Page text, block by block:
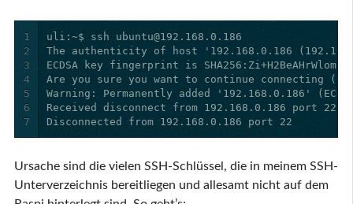
1
2
3
4
5
6
7
Disconnected from 192.168.0.186 port 22
Ursache sind die vielen SSH-Schlüssel, die in meinem SSH-
Unterverzeichnis bereitliegen und allesamt nicht auf dem